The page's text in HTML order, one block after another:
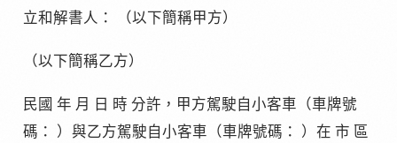
立和解書人： （以下簡稱甲方）
（以下簡稱乙方）
民國 年 月 日 時 分許，甲方駕駛自小客車（車牌號
碼： ）與乙方駕駛自小客車（車牌號碼： ）在 市 區